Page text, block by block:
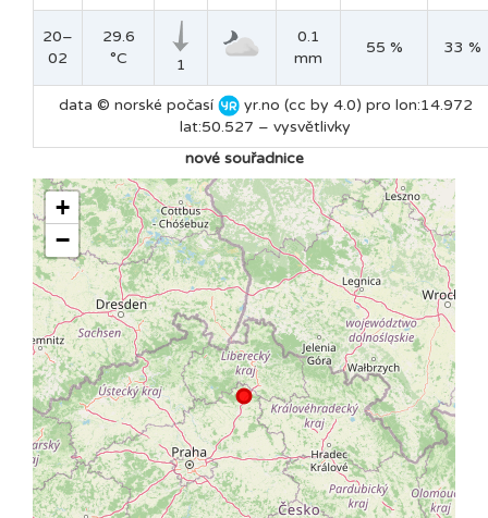
20–
02
29.6
°C
1
0.1
mm
55 % 33 %
data © norské počasí
yr.no (cc by 4.0) pro lon:14.972
lat:50.527 – vysvětlivky
nové souřadnice
+
−